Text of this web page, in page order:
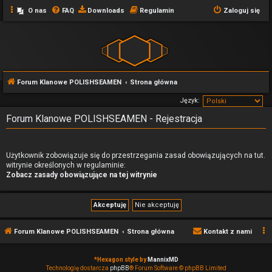
O nas FAQ Downloads Regulamin Zaloguj się
Forum Klanowe POLISHSEAMEN Strona główna
Język:
Forum Klanowe POLISHSEAMEN - Rejestracja
Użytkownik zobowiązuje się do przestrzegania zasad obowiązujących na tut.
witrynie określonych w regulaminie:
Zobacz zasady obowiązujące na tej witrynie
Forum Klanowe POLISHSEAMEN Strona główna Kontakt z nami
*Hexagon style by MannixMD
Technologię dostarcza phpBB® Forum Software © phpBB Limited